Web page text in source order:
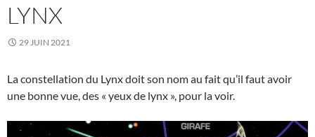
LYNX
29 JUIN 2021
La constellation du Lynx doit son nom au fait qu’il faut avoir
une bonne vue, des « yeux de lynx », pour la voir.